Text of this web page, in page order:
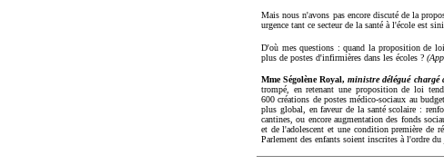
Mais nous n'avons pas encore discuté de la
urgence tant ce secteur de la santé à l'école est
D'où mes questions : quand la proposition de
plus de postes d'infirmières dans les écoles ?
Mme Ségolène Royal,ministre délégué chargé
trompé, en retenant une proposition de loi
600 créations de postes médico-sociaux au
plus global, en faveur de la santé scolaire :
cantines, ou encore augmentation des fonds
et de l'adolescent et une condition première de
Parlement des enfants soient inscrites à l'ordre